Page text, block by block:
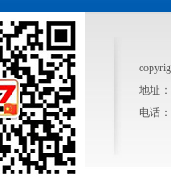
地址
电话